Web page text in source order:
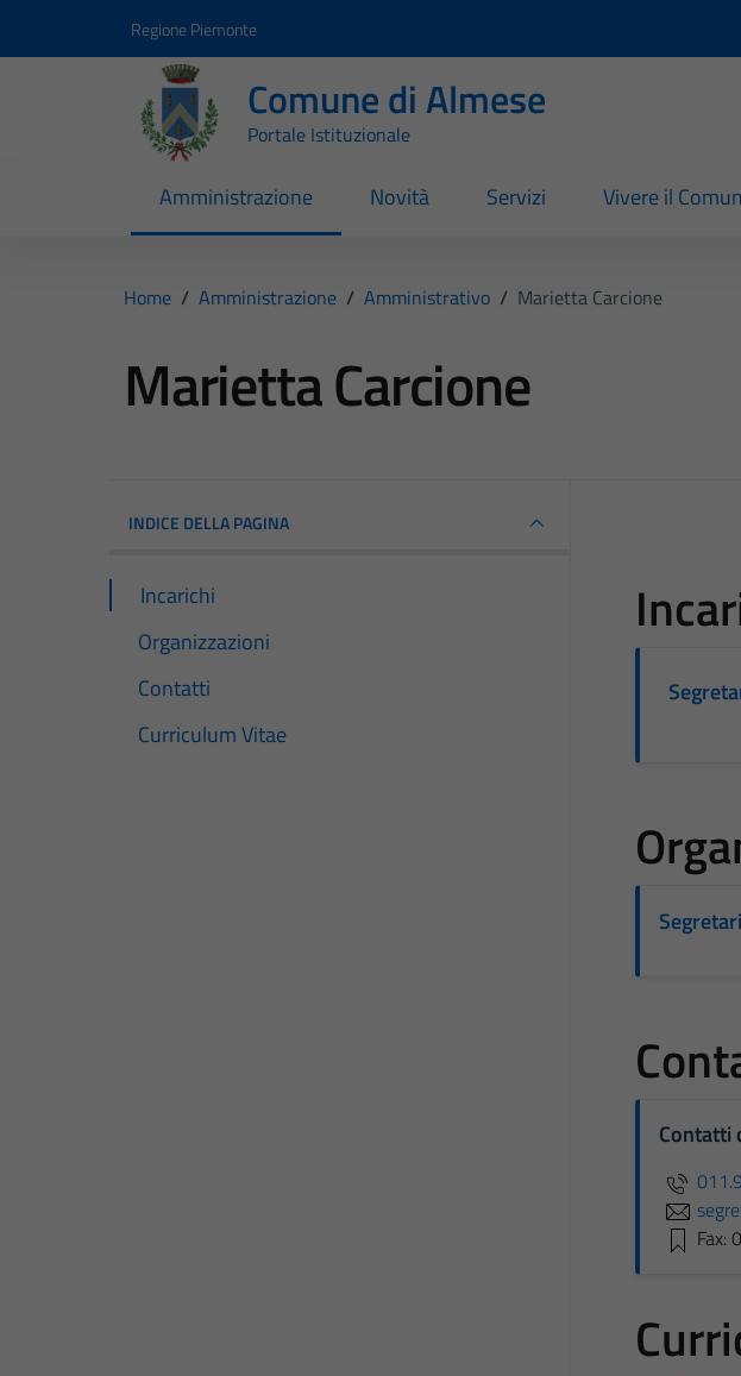
Regione Piemonte
Comune di Almese
Portale Istituzionale
Amministrazione Novità Servizi Vivere il
Home / Amministrazione / Amministrativo / Marietta Carcione
Marietta Carcione
INDICE DELLA PAGINA
Incarichi
Organizzazioni
Contatti
Curriculum Vitae
Contatti
Fax: